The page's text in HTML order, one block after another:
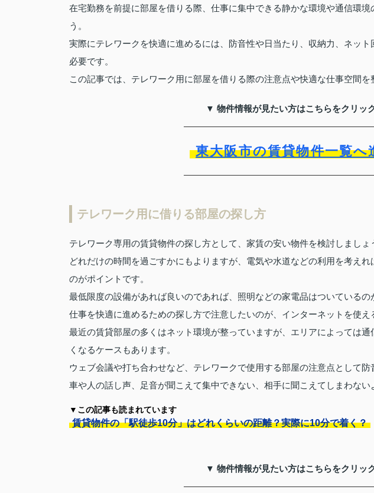
在宅勤務を前提に部屋を借りる際、仕事に集中できる静かな環境や通信環
う。
実際にテレワークを快適に進めるには、防音性や日当たり、収納力、ネッ
必要です。
この記事では、テレワーク用に部屋を借りる際の注意点や快適な仕事空間を
▼ 物件情報が見たい方はこちらをクリッ
東大阪市の賃貸物件一覧へ
テレワーク用に借りる部屋の探し方
テレワーク専用の賃貸物件の探し方として、家賃の安い物件を検討しましょ
どれだけの時間を過ごすかにもよりますが、電気や水道などの利用を考え
のがポイントです。
最低限度の設備があれば良いのであれば、照明などの家電品はついているの
仕事を快適に進めるための探し方で注意したいのが、インターネットを使え
最近の賃貸部屋の多くはネット環境が整っていますが、エリアによっては
くなるケースもあります。
ウェブ会議や打ち合わせなど、テレワークで使用する部屋の注意点として防
車や人の話し声、足音が聞こえて集中できない、相手に聞こえてしまわない
▼この記事も読まれています
賃貸物件の「駅徒歩10分」はどれくらいの距離？実際に10分で着く？
▼ 物件情報が見たい方はこちらをクリッ